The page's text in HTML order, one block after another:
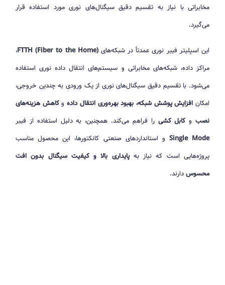
مخابراتی با نیاز به تقسیم دقیق سیگنال‌های نوری مورد استفاده قرار
می‌گیرد.
این اسپلیتر فیبر نوری عمدتاً در شبکه‌هایFTTH (Fiber to the Home)،
مراکز داده، شبکه‌های مخابراتی و سیستم‌های انتقال داده نوری استفاده
می‌شود. با تقسیم دقیق سیگنال‌های نوری از یک ورودی به چندین خروجی،
امکان افزایش پوشش شبکه، بهبود بهره‌وری انتقال دادهوکاهش هزینه‌های
نصبو کابل کشیرا فراهم می‌کند. همچنین، به دلیل استفاده از فیبر
Single Mode و استانداردهای صنعتی کانکتورها، این محصول مناسب
پروژه‌هایی است که نیاز بهپایداری بالا و کیفیت سیگنال بدون افت
محسوسدارند.